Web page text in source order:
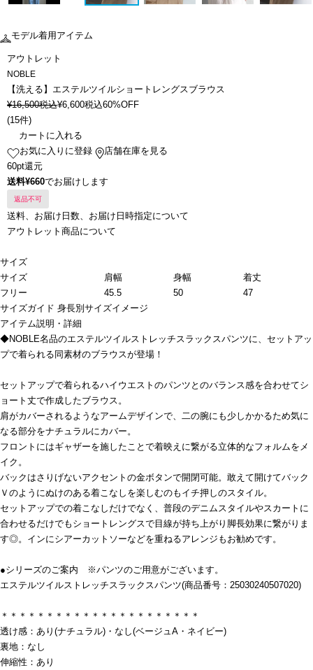
モデル着用アイテム
アウトレット
NOBLE
【洗える】エステルツイルショートレングスブラウス
¥16,500税込¥6,600税込60%OFF
(15件)
カートに入れる
お気に入りに登録
店舗在庫を見る
60pt還元
送料¥660でお届けします
返品不可
送料、お届け日数、お届け日時指定について
アウトレット商品について
サイズ
サイズ
肩幅 身幅
着丈
フリー
45.5 50
47
サイズガイド 身長別サイズイメージ
アイテム説明・詳細
◆NOBLE名品のエステルツイルストレッチスラックスパンツに、セットアッ
プで着られる同素材のブラウスが登場！
セットアップで着られるハイウエストのパンツとのバランス感を合わせてシ
ョート丈で作成したブラウス。
肩がカバーされるようなアームデザインで、二の腕にも少しかかるため気に
なる部分をナチュラルにカバー。
フロントにはギャザーを施したことで着映えに繋がる立体的なフォルムをメ
イク。
バックはさりげないアクセントの金ボタンで開閉可能。敢えて開けてバック
Ｖのようにぬけのある着こなしを楽しむのもイチ押しのスタイル。
セットアップでの着こなしだけでなく、普段のデニムスタイルやスカートに
合わせるだけでもショートレングスで目線が持ち上がり脚長効果に繋がりま
す◎。インにシアーカットソーなどを重ねるアレンジもお勧めです。
●シリーズのご案内 ※パンツのご用意がございます。
エステルツイルストレッチスラックスパンツ(商品番号：25030240507020)
＊＊＊＊＊＊＊＊＊＊＊＊＊＊＊＊＊＊＊＊＊＊
透け感：あり(ナチュラル)・なし(ベージュA・ネイビー)
裏地：なし
伸縮性：あり